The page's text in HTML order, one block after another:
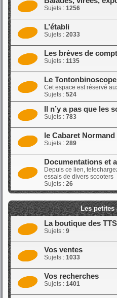
Sujets : 1256
L’établi
Sujets : 2033
Les brèves de
Sujets : 1135
Le Tontonbinoscope
Cet espace est réservé
Sujets : 524
Il n’y a pas que les
Sujets : 783
le Cabaret Normand
Sujets : 289
Documentations et
Depuis ce lien,
essais de divers scooters
Sujets : 26
Les petites
La boutique des TTS
Sujets : 9
Vos ventes
Sujets : 1033
Vos recherches
Sujets : 1401